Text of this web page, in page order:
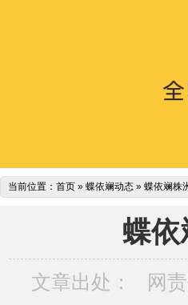
当前位置： 首页 » 蝶依斓动态 » 蝶依斓株
蝶依
文章出处： 网